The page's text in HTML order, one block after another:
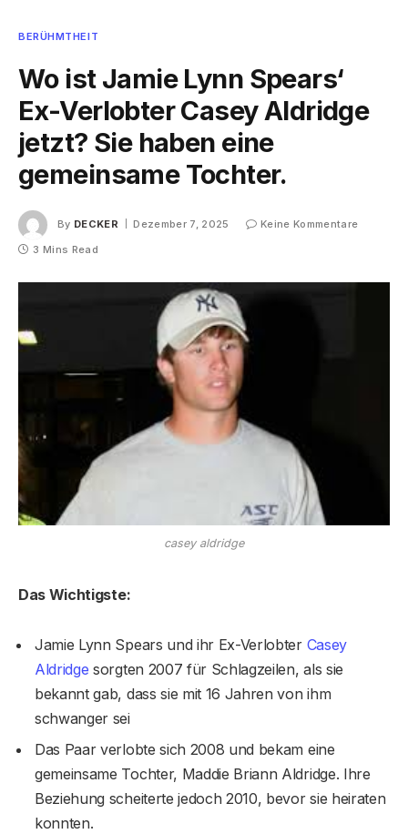
BERÜHMTHEIT
Wo ist Jamie Lynn Spears‘
Ex-Verlobter Casey Aldridge
jetzt? Sie haben eine
gemeinsame Tochter.
By DECKER Dezember 7, 2025
Keine Kommentare
3 Mins Read
casey aldridge
Das Wichtigste:
Jamie Lynn Spears und ihr Ex-Verlobter Casey
Aldridge sorgten 2007 für Schlagzeilen, als sie
bekannt gab, dass sie mit 16 Jahren von ihm
schwanger sei
Das Paar verlobte sich 2008 und bekam eine
gemeinsame Tochter, Maddie Briann Aldridge. Ihre
Beziehung scheiterte jedoch 2010, bevor sie heiraten
konnten.